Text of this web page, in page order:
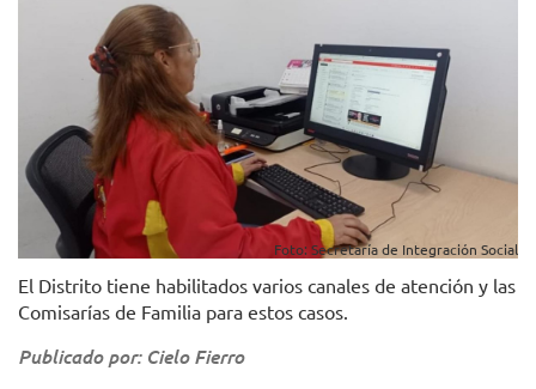
Foto: Secretaría de Integración Social
El Distrito tiene habilitados varios canales de atención y las
Comisarías de Familia para estos casos.
Publicado por: Cielo Fierro